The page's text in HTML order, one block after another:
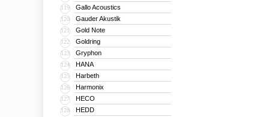
119 Gallo Acoustics
120 Gauder Akustik
121 Gold Note
122 Goldring
123 Gryphon
124 HANA
125 Harbeth
126 Harmonix
127 HECO
128 HEDD